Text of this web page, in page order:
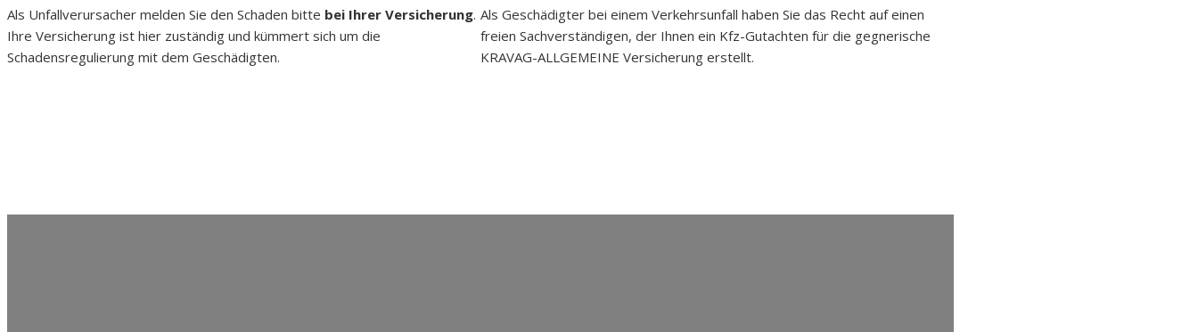
Als Unfallverursacher melden Sie den Schaden bitte bei Ihrer Versicherung.
Ihre Versicherung ist hier zuständig und kümmert sich um die
Schadensregulierung mit dem Geschädigten.
Als Geschädigter bei einem Verkehrsunfall haben Sie das Recht auf einen
freien Sachverständigen, der Ihnen ein Kfz-Gutachten für die gegnerische
KRAVAG-ALLGEMEINE Versicherung erstellt.